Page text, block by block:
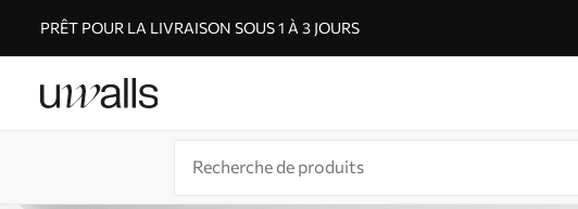
PRÊT POUR LA LIVRAISON SOUS 1 À 3 JOURS